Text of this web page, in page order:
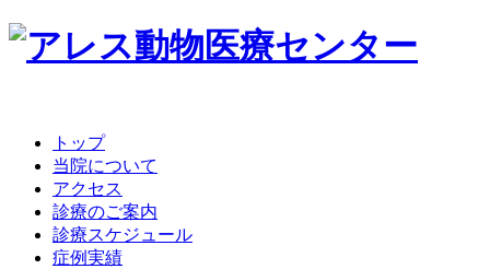
トップ
当院について
アクセス
診療のご案内
診療スケジュール
症例実績